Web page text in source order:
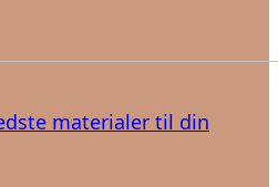
materialer til din